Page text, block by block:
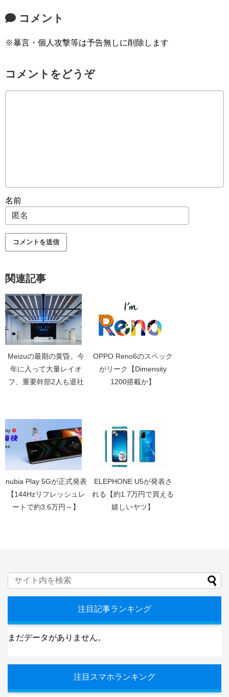
コメント
※暴言・個人攻撃等は予告無しに削除します
コメントをどうぞ
名前
関連記事
Meizuの最期の黄昏。今
年に入って大量レイオ
フ、重要幹部2人も退社
OPPO Reno6のスペック
がリーク【Dimensity
1200搭載か】
nubia Play 5Gが正式発表
【144Hzリフレッシュレ
ートで約3.6万円～】
ELEPHONE U5が発表さ
れる【約1.7万円で買える
嬉しいヤツ】
注目記事ランキング
まだデータがありません。
注目スマホランキング